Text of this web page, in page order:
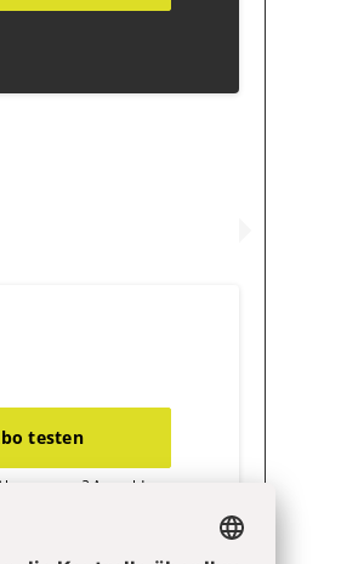
testen
Anmelden